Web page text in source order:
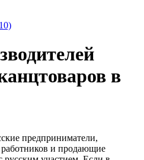
в
предприниматели,
и продающие